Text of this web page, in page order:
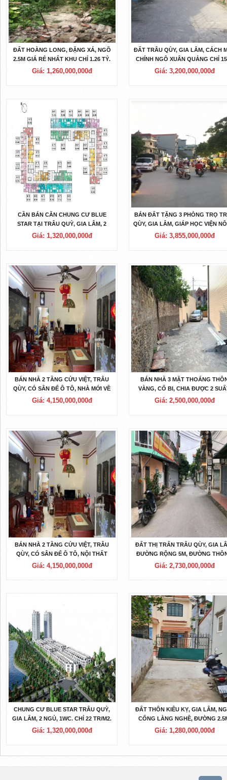
ĐẤT HOÀNG LONG, ĐẶNG XÁ, NGÕ
2.5M GIÁ RẺ NHẤT KHU CHỈ 1.26 TỶ.
Giá: 1,260,000,000đ
ĐẤT TRÂU QÙY, GIA LÂM, CÁCH
CHÍNH NGÔ XUÂN QUẢNG CHỈ
ĐƯỜNG RỘNG 4M.
Giá: 3,200,000,000đ
CẦN BÁN CĂN CHUNG CƯ BLUE
STAR TẠI TRÂU QUỲ, GIA LÂM, 2
NGỦ, 1WC. GÍA CHỈ 22 TR/M2.
Giá: 1,320,000,000đ
BÁN ĐẤT TẶNG 3 PHÒNG TRỌ
QÙY, GIA LÂM, GIÁP HỌC VIỆN
NGHIỆP.
Giá: 3,855,000,000đ
BÁN NHÀ 2 TẦNG CỬU VIỆT, TRÂU
QÙY, CÓ SÂN ĐỂ Ô TÔ, NHÀ MỚI VỀ
Ở NGAY.
Giá: 4,150,000,000đ
BÁN NHÀ 3 MẶT THOÁNG
VÀNG, CỔ BI, CHIA ĐƯỢC 2
GIÁ CHỈ 2.5 TỶ.
Giá: 2,500,000,000đ
BÁN NHÀ 2 TẦNG CỬU VIỆT, TRÂU
QÙY, CÓ SÂN ĐỂ Ô TÔ, NỘI THẤT
MỚI SANG TRỌNG.
Giá: 4,150,000,000đ
ĐẤT THỊ TRẤN TRÂU QÙY, GIA
ĐƯỜNG RỘNG 5M, ĐƯỜNG
Ô BÀN CỜ.
Giá: 2,730,000,000đ
CHUNG CƯ BLUE STAR TRÂU QUỲ,
GIA LÂM, 2 NGỦ, 1WC. CHỈ 22 TR/M2.
LH 0327916262
Giá: 1,320,000,000đ
ĐẤT THÔN KIÊU KỴ, GIA LÂM,
CỔNG LÀNG NGHỀ, ĐƯỜNG
GIÁ CHỈ 1.28 TỶ.
Giá: 1,280,000,000đ